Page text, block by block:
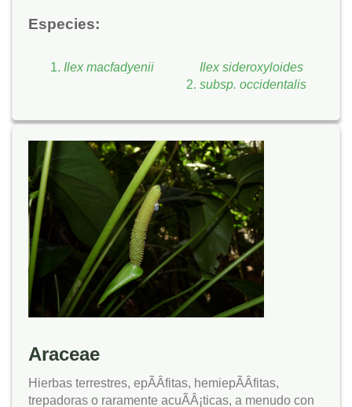
Especies:
Ilex macfadyenii
Ilex sideroxyloides
subsp. occidentalis
Araceae
Hierbas terrestres, epÃÂ­fitas, hemiepÃÂ­fitas,
trepadoras o raramente acuÃÂ¡ticas, a menudo con